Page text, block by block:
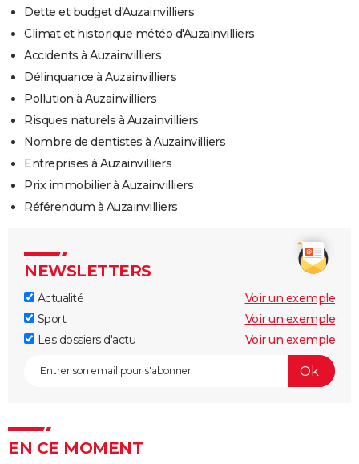
Dette et budget d'Auzainvilliers
Climat et historique météo d'Auzainvilliers
Accidents à Auzainvilliers
Délinquance à Auzainvilliers
Pollution à Auzainvilliers
Risques naturels à Auzainvilliers
Nombre de dentistes à Auzainvilliers
Entreprises à Auzainvilliers
Prix immobilier à Auzainvilliers
Référendum à Auzainvilliers
NEWSLETTERS
Actualité
Voir un exemple
Sport
Voir un exemple
Les dossiers d'actu
Voir un exemple
EN CE MOMENT